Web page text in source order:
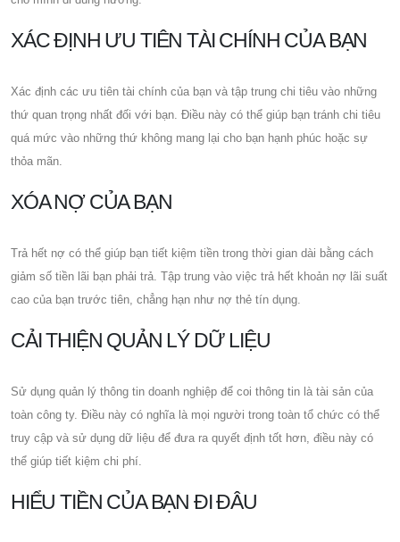
XÁC ĐỊNH ƯU TIÊN TÀI CHÍNH CỦA BẠN
Xác định các ưu tiên tài chính của bạn và tập trung chi tiêu vào những
thứ quan trọng nhất đối với bạn. Điều này có thể giúp bạn tránh chi tiêu
quá mức vào những thứ không mang lại cho bạn hạnh phúc hoặc sự
thỏa mãn.
XÓA NỢ CỦA BẠN
Trả hết nợ có thể giúp bạn tiết kiệm tiền trong thời gian dài bằng cách
giảm số tiền lãi bạn phải trả. Tập trung vào việc trả hết khoản nợ lãi suất
cao của bạn trước tiên, chẳng hạn như nợ thẻ tín dụng.
CẢI THIỆN QUẢN LÝ DỮ LIỆU
Sử dụng quản lý thông tin doanh nghiệp để coi thông tin là tài sản của
toàn công ty. Điều này có nghĩa là mọi người trong toàn tổ chức có thể
truy cập và sử dụng dữ liệu để đưa ra quyết định tốt hơn, điều này có
thể giúp tiết kiệm chi phí.
HIỂU TIỀN CỦA BẠN ĐI ĐÂU